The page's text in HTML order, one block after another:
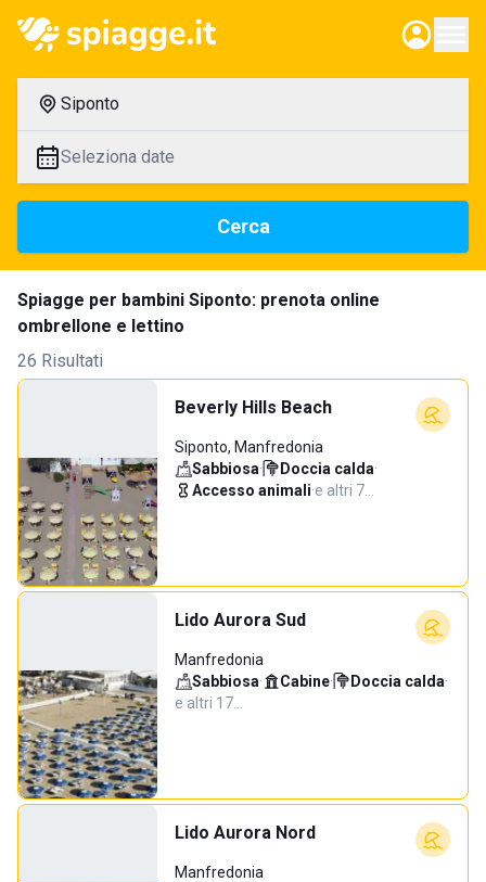
Siponto
Seleziona date
Cerca
Spiagge per bambini Siponto: prenota online
ombrellone e lettino
26 Risultati
Beverly Hills Beach
Siponto, Manfredonia
Sabbiosa· Doccia calda·
Accesso animali·e altri 7…
Lido Aurora Sud
Manfredonia
Sabbiosa· Cabine· Doccia calda·
e altri 17…
Lido Aurora Nord
Manfredonia